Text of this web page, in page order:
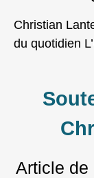
Christian
du quotidien
Article de